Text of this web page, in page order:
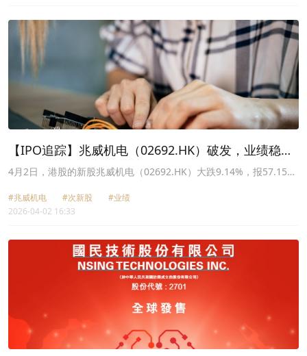
【IPO追踪】兆威机电（02692.HK）破发，业绩稳增
难敌股价走弱
4月2日，港股的新股兆威机电（02692.HK）大跌9.14%，报57.15港
#兆威机电 #次新股
#业绩
2026-04-02 16:33